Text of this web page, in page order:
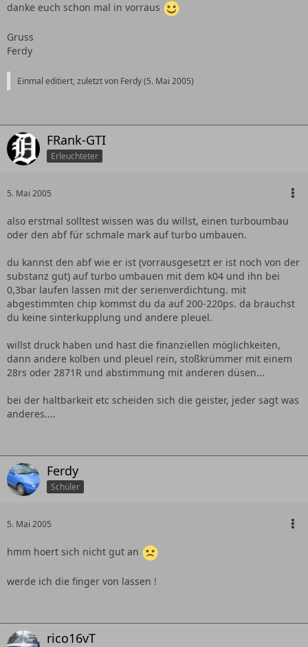
danke euch schon mal in vorraus
Gruss
Ferdy
Einmal editiert, zuletzt von Ferdy (5. Mai 2005)
FRank-GTI
Erleuchteter
5. Mai 2005
also erstmal solltest wissen was du willst, einen turboumbau
oder den abf für schmale mark auf turbo umbauen.
du kannst den abf wie er ist (vorrausgesetzt er ist noch von der
substanz gut) auf turbo umbauen mit dem k04 und ihn bei
0,3bar laufen lassen mit der serienverdichtung. mit
abgestimmten chip kommst du da auf 200-220ps. da brauchst
du keine sinterkupplung und andere pleuel.
willst druck haben und hast die finanziellen möglichkeiten,
dann andere kolben und pleuel rein, stoßkrümmer mit einem
28rs oder 2871R und abstimmung mit anderen düsen...
bei der haltbarkeit etc scheiden sich die geister, jeder sagt was
anderes....
Ferdy
Schüler
5. Mai 2005
hmm hoert sich nicht gut an
werde ich die finger von lassen !
rico16vT